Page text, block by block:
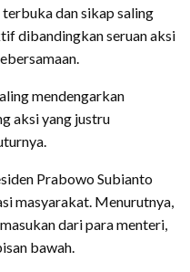
dan sikap saling
dibandingkan seruan aksi
mendengarkan
aksi yang justru
Prabowo Subianto
masyarakat. Menurutnya,
dari para menteri,
bawah.